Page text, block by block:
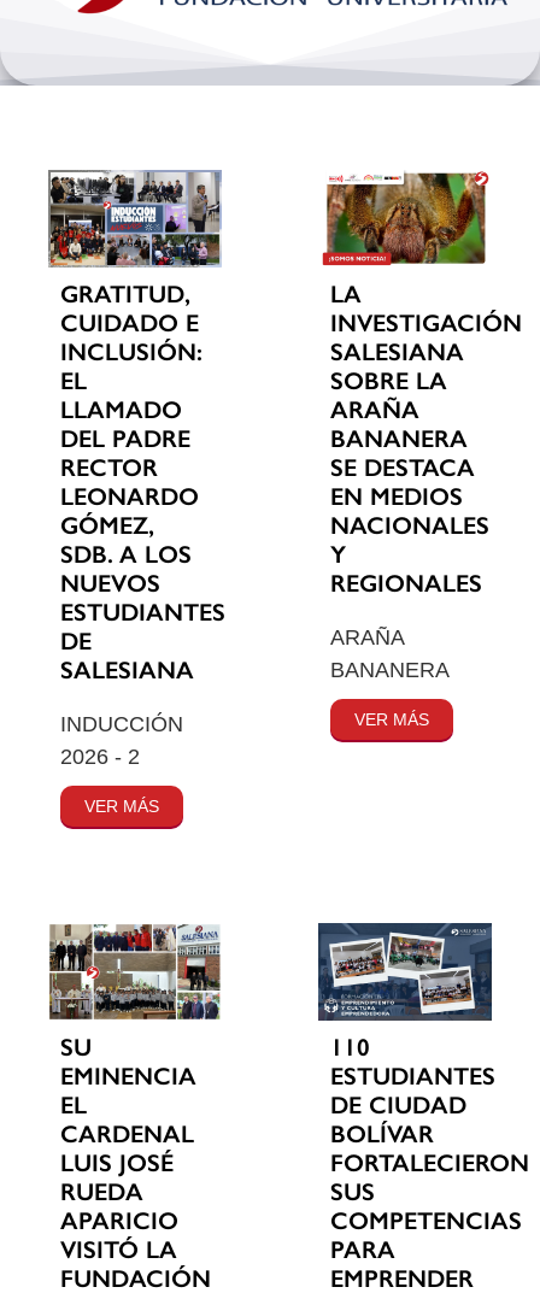
Investigación
Extension y desarrollo
GRATITUD,
CUIDADO E
INCLUSIÓN:
EL
LLAMADO
DEL PADRE
RECTOR
LEONARDO
GÓMEZ,
SDB. A LOS
NUEVOS
ESTUDIANTES
DE
SALESIANA
INDUCCIÓN
2026 - 2
VER MÁS
LA
INVESTIGACIÓN
SALESIANA
SOBRE LA
ARAÑA
BANANERA
SE DESTACA
EN MEDIOS
NACIONALES
Y
REGIONALES
ARAÑA
BANANERA
VER MÁS
SU
EMINENCIA
EL
CARDENAL
LUIS JOSÉ
RUEDA
APARICIO
VISITÓ LA
FUNDACIÓN
110
ESTUDIANTES
DE CIUDAD
BOLÍVAR
FORTALECIERON
SUS
COMPETENCIAS
PARA
EMPRENDER